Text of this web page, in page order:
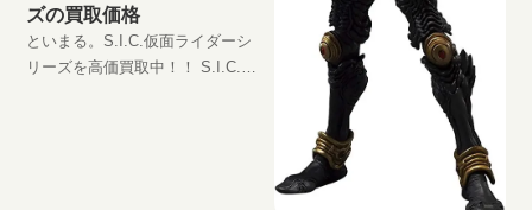
ズの買取価格
といまる。S.I.C.仮面ライダーシ
リーズを高価買取中！！ S.I.C.